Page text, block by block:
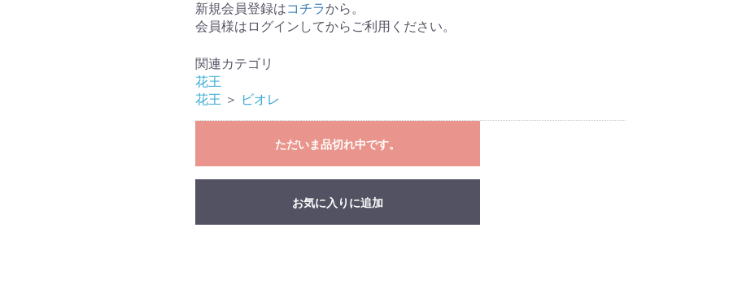
新規会員登録はコチラから。
会員様はログインしてからご利用ください。
関連カテゴリ
花王
花王 ＞ ビオレ
ただいま品切れ中です。
お気に入りに追加